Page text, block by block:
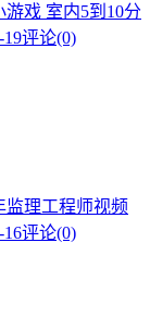
游戏 室内5到10分
19评论(0)
监理工程师视频
16评论(0)